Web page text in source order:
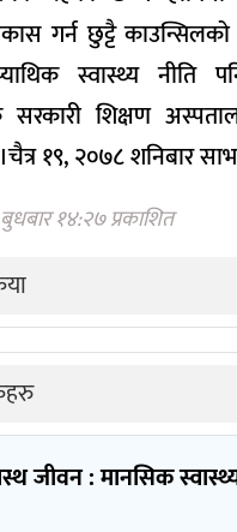
गर्न छुट्टै
स्वास्थ्य नीति
सरकारी शिक्षण
१९, २०७८ शनिबार
१४:२७ प्रकाशित
जीवन : मानसिक